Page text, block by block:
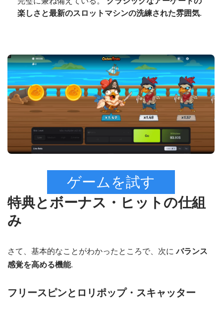
楽しさと最新のスロットマシンの洗練された雰囲気.
ゲームを試す
特典とボーナス・ヒットの仕組
み
さて、基本的なことがわかったところで、次にバランス
感覚を高める機能.
フリースピンとロリポップ・スキャッター